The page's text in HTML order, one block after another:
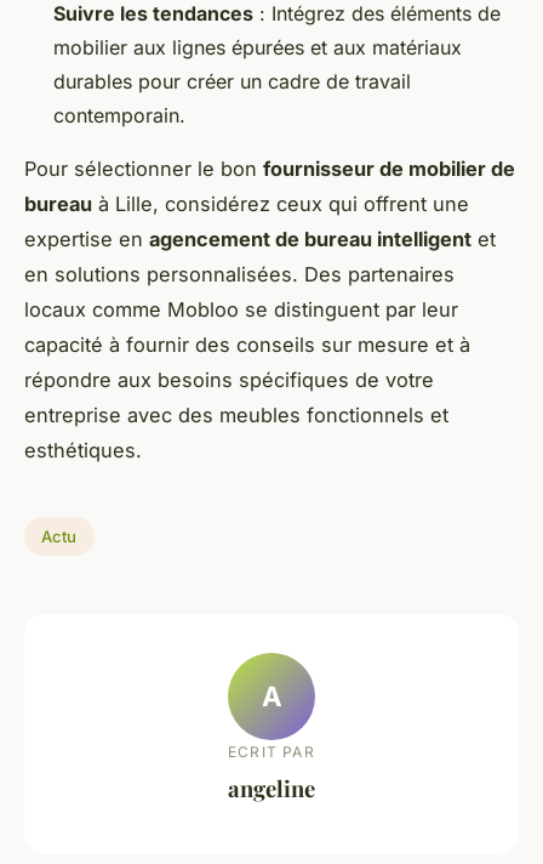
Suivre les tendances : Intégrez des éléments de
mobilier aux lignes épurées et aux matériaux
durables pour créer un cadre de travail
contemporain.
Pour sélectionner le bon fournisseur de mobilier de
bureau à Lille, considérez ceux qui offrent une
expertise en agencement de bureau intelligent et
en solutions personnalisées. Des partenaires
locaux comme Mobloo se distinguent par leur
capacité à fournir des conseils sur mesure et à
répondre aux besoins spécifiques de votre
entreprise avec des meubles fonctionnels et
esthétiques.
Actu
A
ECRIT PAR
angeline